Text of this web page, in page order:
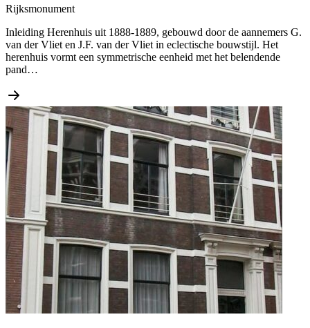
Rijksmonument
Inleiding Herenhuis uit 1888-1889, gebouwd door de aannemers G.
van der Vliet en J.F. van der Vliet in eclectische bouwstijl. Het
herenhuis vormt een symmetrische eenheid met het belendende
pand…